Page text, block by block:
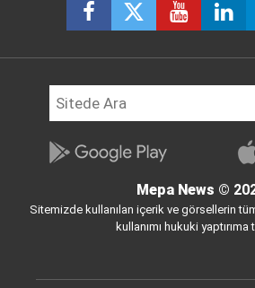
Mepa News ©
Sitemizde kullanılan içerik ve görsellerin
kullanımı hukuki yaptırıma